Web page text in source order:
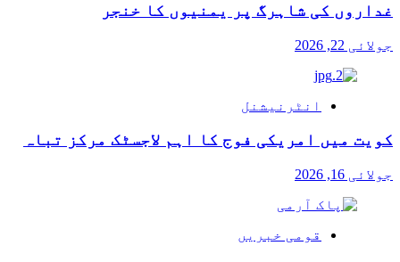
غداروں کی شاہرگ پر یمنیوں کا خنجر
جولائی 22, 2026
انٹرنیشنل
کویت میں امریکی فوج کا اہم لاجسٹک مرکز تباہ
جولائی 16, 2026
قومی خبریں